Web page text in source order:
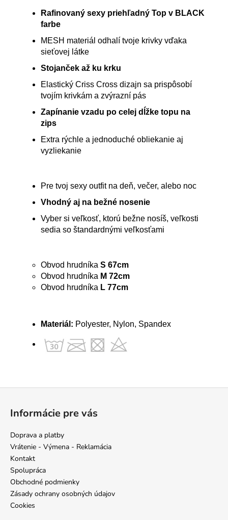
Rafinovaný sexy priehľadný Top v BLACK
farbe
MESH materiál odhalí tvoje krivky vďaka
sieťovej látke
Stojanček až ku krku
Elastický Criss Cross dizajn sa prispôsobí
tvojím krivkám a zvýrazní pás
Zapínanie vzadu po celej dĺžke topu na
zips
Extra rýchle a jednoduché obliekanie aj
vyzliekanie
Pre tvoj sexy outfit na deň, večer, alebo noc
Vhodný aj na bežné nosenie
Vyber si veľkosť, ktorú bežne nosíš, veľkosti
sedia so štandardnými veľkosťami
Obvod hrudníka S 67cm
Obvod hrudníka M 72cm
Obvod hrudníka L 77cm
Materiál: Polyester, Nylon, Spandex
Informácie pre vás
Doprava a platby
Vrátenie - Výmena - Reklamácia
Kontakt
Spolupráca
Obchodné podmienky
Zásady ochrany osobných údajov
Cookies